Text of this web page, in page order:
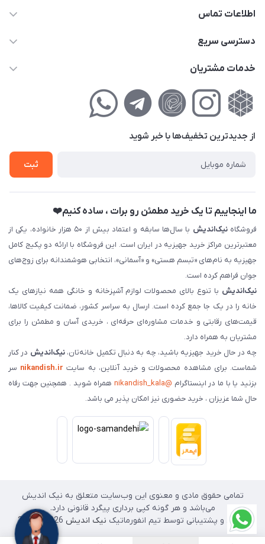
اطلاعات تماس
02177111474
کوچه گلریز 4 غربی ، پلاک 13
دسترسی سریع
حساب کاربری
لیست محصولات
خدمات مشتریان
راهنمای‌خرید‌آنلاین
حریم خصوصی
فروش‌اقساطی
از جدید‌ترین تخفیف‌ها با‌ خبر شوید
ثبت
ما اینجاییم تا یک خرید مطمئن رو برات ، ساده کنیم❤️
فروشگاهنیک‌اندیش
با سال‌ها سابقه و اعتماد بیش از ۵۰ هزار خانواده، یکی از
معتبرترین مراکز خرید جهیزیه در ایران است. این فروشگاه با ارائه دو پکیج کامل
جهیزیه به نام‌های «تبسم هستی» و «آسمانی»، انتخابی هوشمندانه برای زوج‌های
جوان فراهم کرده است.
نیک‌اندیش با تنوع بالای محصولات لوازم آشپزخانه و خانگی همه نیازهای یک
خانه را در یک جا جمع کرده است. ارسال به سراسر کشور، ضمانت کیفیت کالاها،
قیمت‌های رقابتی و خدمات مشاوره‌ای حرفه‌ای ، خریدی آسان و مطمئن را برای
مشتریان به همراه دارد.
چه در حال خرید جهیزیه باشید، چه به دنبال تکمیل خانه‌تان،نیک‌اندیش در کنار
شماست. برای مشاهده محصولات و خرید آنلاین، به سایت nikandish.ir سر
بزنید یا با ما در اینستاگرام @nikandish_kala
همراه شوید . همچنین جهت رفاه
حال شما عزیزان ، خرید حضوری نیز امکان پذیر می باشد.
تمامی حقوق مادی و معنوی این وب‌سایت متعلق به نیک اندیش
می‌باشد و هر گونه کپی برداری پیگرد قانونی دارد.
طراحی و پشتیبانی توسط تیم انفورماتیک نیک اندیش 2026 - 2025